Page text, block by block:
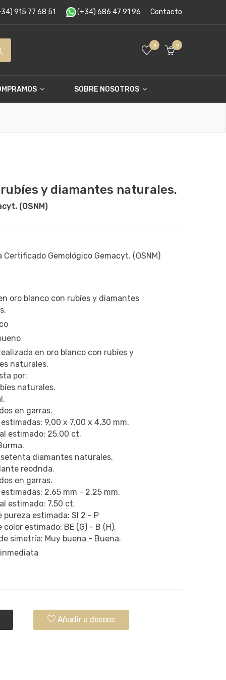
915 77 68 51 (+34) 686 47 91 96 Contacto
0 0
SOBRE NOSOTROS
y diamantes naturales.
(OSNM)
Certificado Gemológico Gemacyt. (OSNM)
oro blanco con rubíes y diamantes
en oro blanco con rubíes y
naturales.
por:
naturales.
en garras.
9,00 x 7,00 x 4,30 mm.
estimado: 25,00 ct.
diamantes naturales.
reodnda.
en garras.
2,65 mm - 2,25 mm.
estimado: 7,50 ct.
pureza estimada: SI 2 - P
color estimado: BE (G) - B (H).
simetría: Muy buena - Buena.
Añadir a deseos